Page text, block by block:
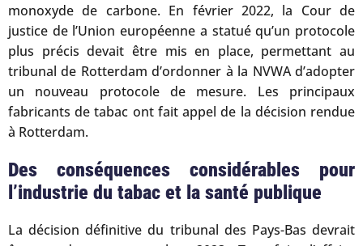
monoxyde de carbone. En février 2022, la Cour de
justice de l’Union européenne a statué qu’un protocole
plus précis devait être mis en place, permettant au
tribunal de Rotterdam d’ordonner à la NVWA d’adopter
un nouveau protocole de mesure. Les principaux
fabricants de tabac ont fait appel de la décision rendue
à Rotterdam.
Des conséquences considérables pour
l’industrie du tabac et la santé publique
La décision définitive du tribunal des Pays-Bas devrait